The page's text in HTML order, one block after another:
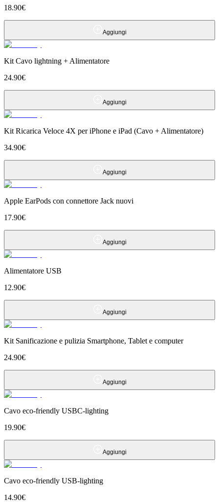
18.90€
Aggiungi
Kit Cavo lightning + Alimentatore
24.90€
Aggiungi
Kit Ricarica Veloce 4X per iPhone e iPad (Cavo + Alimentatore)
34.90€
Aggiungi
Apple EarPods con connettore Jack nuovi
17.90€
Aggiungi
Alimentatore USB
12.90€
Aggiungi
Kit Sanificazione e pulizia Smartphone, Tablet e computer
24.90€
Aggiungi
Cavo eco-friendly USBC-lighting
19.90€
Aggiungi
Cavo eco-friendly USB-lighting
14.90€